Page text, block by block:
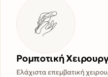
Ρομποτική
Ελάχιστα επεμβατική